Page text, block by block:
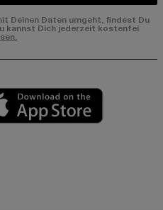
Deinen Daten umgeht, findest Du
kannst Dich jederzeit kostenfei
market